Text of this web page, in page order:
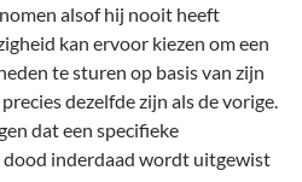
alsof hij nooit heeft
kan ervoor kiezen om een
te sturen op basis van zijn
dezelfde zijn als de vorige.
dat een specifieke
inderdaad wordt uitgewist